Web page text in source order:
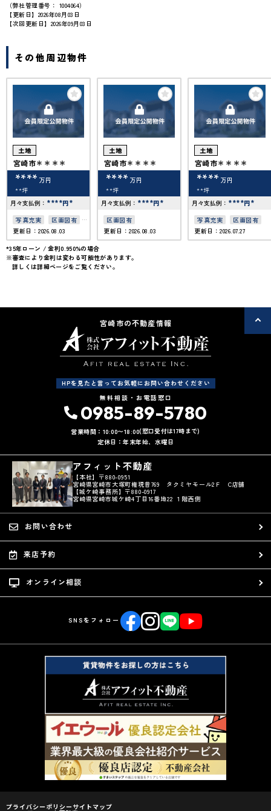
（弊社管理番号： 1004064）
【更新日】2026年08月03日
【次回更新日】2026年09月03日
その他周辺物件
土地
宮崎市＊＊＊＊
**** 万円
**坪
月々支払例： ****円*
写真充実
区画図有
50坪以上
接道6ｍ以上
更新日：2026.08.03
土地
宮崎市＊＊＊＊
**** 万円
**坪
月々支払例： ****円*
区画図有
更新日：2026.08.03
土地
宮崎市＊＊＊＊
**** 万円
**坪
月々支払例： ****円*
写真充実
区画図有
更新日：2026.07.27
*35年ローン / 金利0.950%の場合
※審査により金利は変わる可能性があります。
詳しくは詳細ページをご覧ください。
宮崎市の不動産情報
HPを見たと言ってお気軽にお問い合わせください
無料相談・お電話窓口
0985-89-5780
営業時間：10:00〜18:00(窓口受付は17時まで)
定休日：年末年始、水曜日
アフィット不動産
【本社】〒880-0951
宮崎県宮崎市大塚町権現昔769 タクミヤモール2Ｆ C店舗
【城ケ崎事務所】〒880-0917
宮崎県宮崎市城ケ崎4丁目16番地22 １階西側
お問い合わせ
来店予約
オンライン相談
SNSをフォロー
プライバシーポリシー サイトマップ